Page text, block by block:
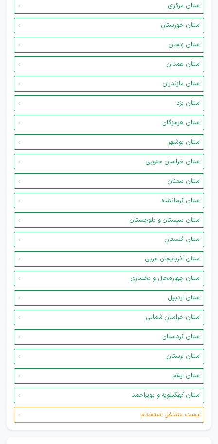
استان مرکزی
استان خوزستان
استان زنجان
استان همدان
استان مازندران
استان یزد
استان هرمزگان
استان بوشهر
استان خراسان جنوبی
استان سمنان
استان کرمانشاه
استان سیستان و بلوچستان
استان گلستان
استان آذربایجان غربی
استان چهارمحال و بختیاری
استان اردبیل
استان خراسان شمالی
استان کردستان
استان لرستان
استان ایلام
استان کهگیلویه و بویراحمد
لیست مشاغل استخدام